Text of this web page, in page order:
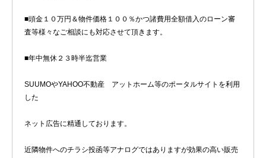
■頭金１０万円＆物件価格１００％かつ諸費用全額借入のローン審
査等様々なご相談にも対応させて頂きます。
■年中無休２３時半迄営業
SUUMOやYAHOO不動産 アットホーム等のポータルサイトを利用
した
ネット広告に精通しております。
近隣物件へのチラシ投函等アナログではありますが効果の高い販売